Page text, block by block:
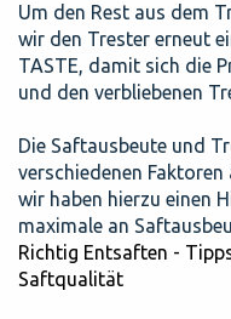
Um den Rest aus dem
wir den Trester erneut
TASTE, damit sich die
und den verbliebenen
Die Saftausbeute und
verschiedenen Faktoren
wir haben hierzu einen
maximale an
Richtig Entsaften -
Saftqualität